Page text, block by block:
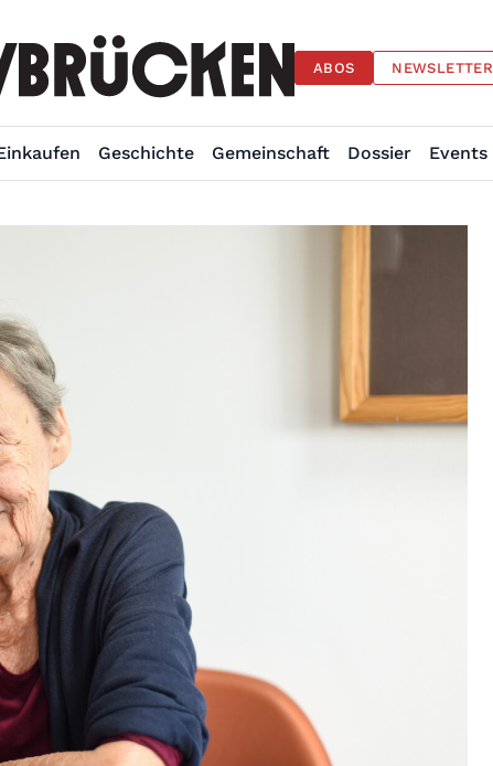
ABOS NEWSLETTER
Geschichte Gemeinschaft Dossier Events